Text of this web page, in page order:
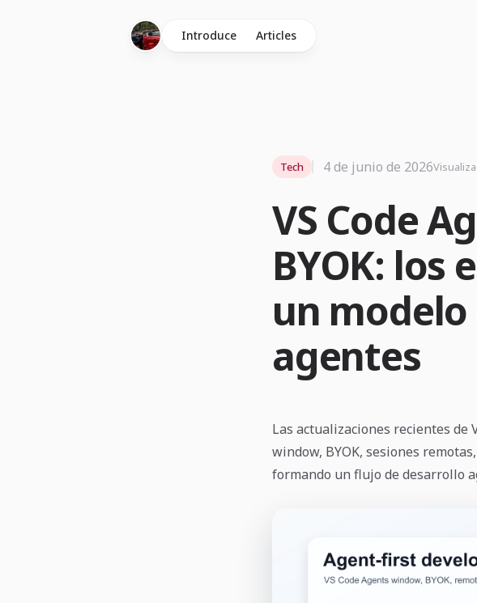
Introduce Articles
VS Code
BYOK: los
un
agentes
Tech 4 de junio de 2026
Las actualizaciones recientes de
window, BYOK, sesiones
formando un flujo de desarrollo